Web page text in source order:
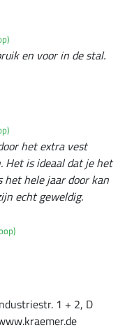
en voor in de stal.
het extra vest
Het is ideaal dat je het
het hele jaar door kan
echt geweldig.
1 + 2, D